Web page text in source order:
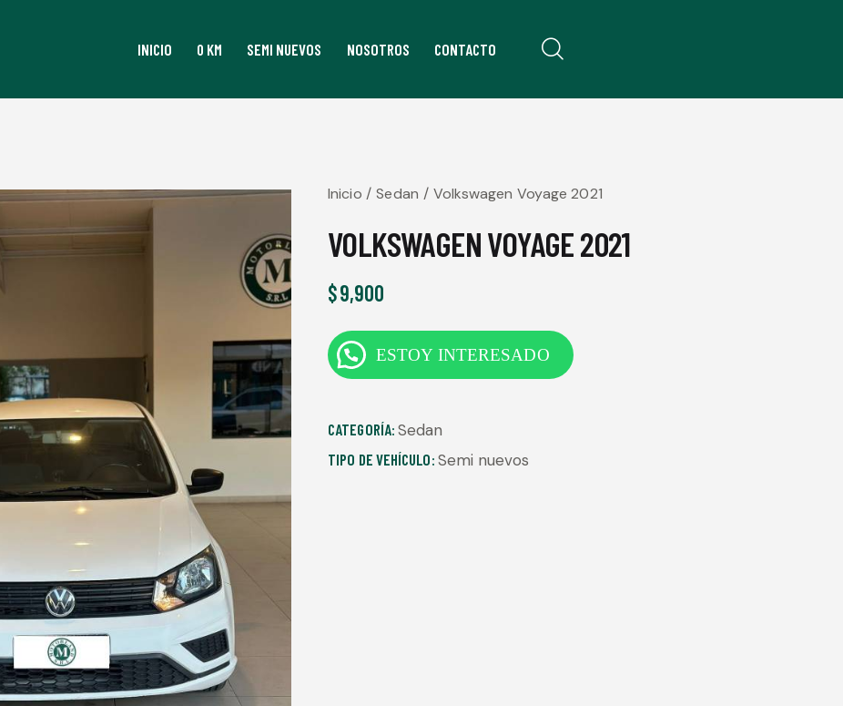
INICIO 0 KM SEMI NUEVOS NOSOTROS CONTACTO
Inicio Sedan Volkswagen Voyage 2021
VOLKSWAGEN VOYAGE 2021
$9,900
ESTOY INTERESADO
CATEGORÍA:Sedan
TIPO DE VEHÍCULO: Semi nuevos